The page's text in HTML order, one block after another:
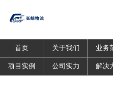
首页 关于我们 业务
项目实例 公司实力 解决